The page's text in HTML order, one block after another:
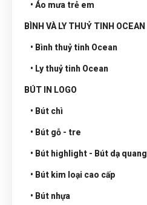
• Áo mưa trẻ em
BÌNH VÀ LY THUỶ TINH OCEAN
• Bình thuỷ tinh Ocean
• Ly thuỷ tinh Ocean
BÚT IN LOGO
• Bút chì
• Bút gỗ - tre
• Bút highlight - Bút dạ quang
• Bút kim loại cao cấp
• Bút nhựa